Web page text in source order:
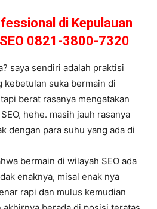
di Kepulauan
0821-3800-7320
saya sendiri adalah praktisi
suka bermain di
berat rasanya mengatakan
hehe. masih jauh rasanya
dengan para suhu yang ada di
bermain di wilayah SEO ada
enaknya, misal enak nya
rapi dan mulus kemudian